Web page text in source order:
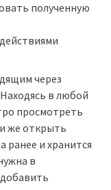
полученную
через
в любой
просмотреть
же открыть
ранее и хранится
в